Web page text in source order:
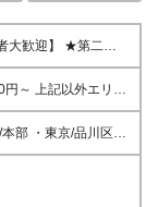
大歓迎】 ★第二新
「社会の役
を解決するお仕事
～ 上記以外エリ
加え、業績賞与年2
御座います。 ※月給
船橋/船橋市本町
[北海道/